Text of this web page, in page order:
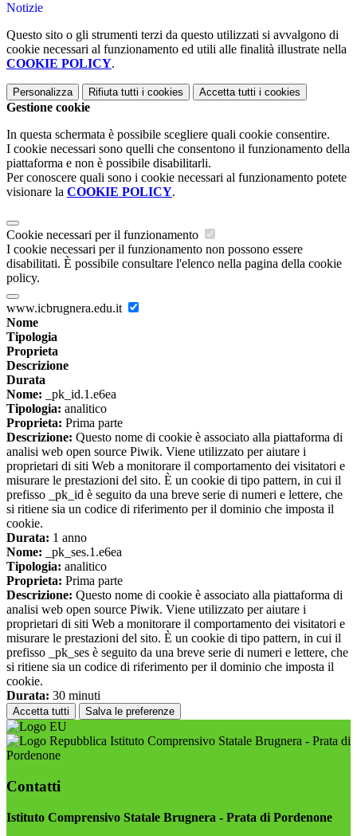
Notizie
Questo sito o gli strumenti terzi da questo utilizzati si avvalgono di
cookie necessari al funzionamento ed utili alle finalità illustrate nella
COOKIE POLICY.
Personalizza Rifiuta tutti i cookies Accetta tutti i cookies
Gestione cookie
In questa schermata è possibile scegliere quali cookie consentire.
I cookie necessari sono quelli che consentono il funzionamento della
piattaforma e non è possibile disabilitarli.
Per conoscere quali sono i cookie necessari al funzionamento potete
visionare la COOKIE POLICY.
Cookie necessari per il funzionamento
I cookie necessari per il funzionamento non possono essere
disabilitati. È possibile consultare l'elenco nella pagina della cookie
policy.
www.icbrugnera.edu.it
Nome
Tipologia
Proprieta
Descrizione
Durata
Nome: _pk_id.1.e6ea
Tipologia: analitico
Proprieta: Prima parte
Descrizione: Questo nome di cookie è associato alla piattaforma di
analisi web open source Piwik. Viene utilizzato per aiutare i
proprietari di siti Web a monitorare il comportamento dei visitatori e
misurare le prestazioni del sito. È un cookie di tipo pattern, in cui il
prefisso _pk_id è seguito da una breve serie di numeri e lettere, che
si ritiene sia un codice di riferimento per il dominio che imposta il
cookie.
Durata: 1 anno
Nome: _pk_ses.1.e6ea
Tipologia: analitico
Proprieta: Prima parte
Descrizione: Questo nome di cookie è associato alla piattaforma di
analisi web open source Piwik. Viene utilizzato per aiutare i
proprietari di siti Web a monitorare il comportamento dei visitatori e
misurare le prestazioni del sito. È un cookie di tipo pattern, in cui il
prefisso _pk_ses è seguito da una breve serie di numeri e lettere, che
si ritiene sia un codice di riferimento per il dominio che imposta il
cookie.
Durata: 30 minuti
Accetta tutti Salva le preferenze
Istituto Comprensivo Statale Brugnera - Prata di
Pordenone
Contatti
Istituto Comprensivo Statale Brugnera - Prata di Pordenone